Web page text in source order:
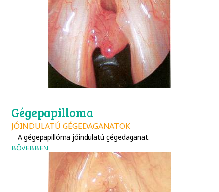
Gégepapilloma
JÓINDULATÚ GÉGEDAGANATOK
Agégepapillóma jóindulatú gégedaganat.
BŐVEBBEN